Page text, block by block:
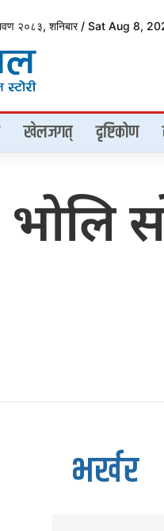
२०८३, शनिबार / Sat Aug 8,
खेलजगत् दृष्टिकोण
भर्खर